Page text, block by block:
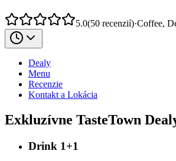
5.0(50 recenzií)·Coffee,
Dealy
Menu
Recenzie
Kontakt a Lokácia
Exkluzívne TasteTown
Drink 1+1